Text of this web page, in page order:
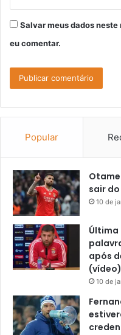
Salvar meus dados
eu comentar.
Popular
sair
10 de
Última
após
(vídeo)
10 de